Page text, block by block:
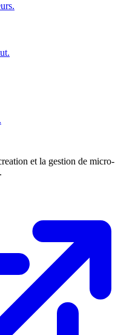
et la gestion de micro-